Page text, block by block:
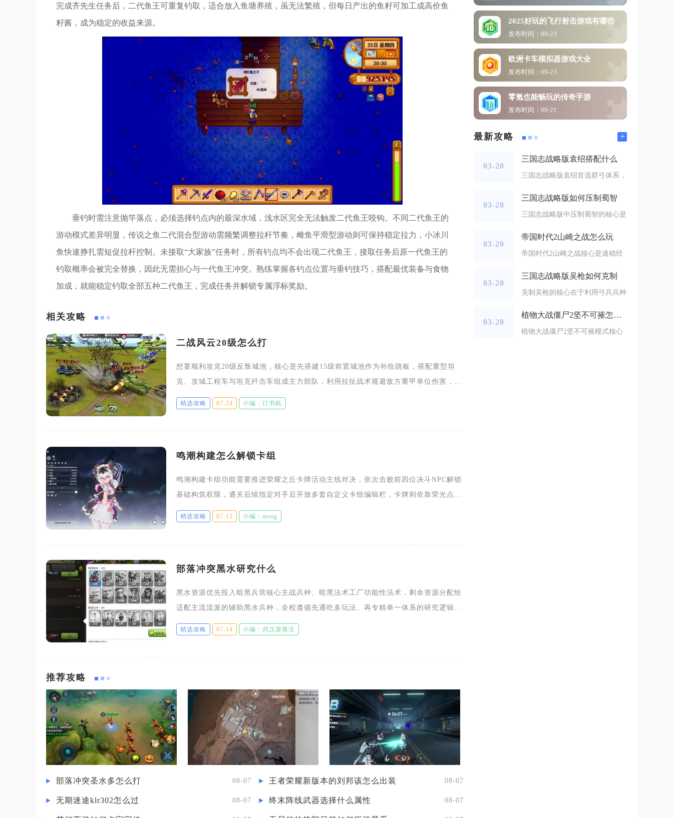
完成齐先生任务后，二代鱼王可重复钓取，适合放入鱼塘养殖，虽无法繁殖，但每日产出的鱼籽可加工成高价鱼
籽酱，成为稳定的收益来源。
垂钓时需注意抛竿落点，必须选择钓点内的最深水域，浅水区完全无法触发二代鱼王咬钩。不同二代鱼王的
游动模式差异明显，传说之鱼二代混合型游动需频繁调整拉杆节奏，雌鱼平滑型游动则可保持稳定拉力，小冰川
鱼快速挣扎需短促拉杆控制。未接取“大家族”任务时，所有钓点均不会出现二代鱼王，接取任务后原一代鱼王的
钓取概率会被完全替换，因此无需担心与一代鱼王冲突。熟练掌握各钓点位置与垂钓技巧，搭配最优装备与食物
加成，就能稳定钓取全部五种二代鱼王，完成任务并解锁专属浮标奖励。
相关攻略
二战风云20级怎么打
想要顺利攻克20级反叛城池，核心是先搭建15级前置城池作为补给跳板，搭配重型坦
克、攻城工程车与坦克歼击车组成主力部队，利用拉扯战术规避敌方重甲单位伤害，优
先拆除外围炮塔再逐步推进主城，配合策略卡牌减少兵力损耗就能稳定拿下城池。主城
等级达到1
精选攻略 07-24 小编：订书机
鸣潮构建怎么解锁卡组
鸣潮构建卡组功能需要推进荣耀之丘卡牌活动主线对决，依次击败前四位决斗NPC解锁
基础构筑权限，通关后续指定对手后开放多套自定义卡组编辑栏，卡牌则依靠荣光点数
在图鉴界面解锁，完整解锁卡组体系还需完成活动配套任务积累兑换资源。荣耀之丘是
常驻卡牌对
精选攻略 07-12 小编：meng
部落冲突黑水研究什么
黑水资源优先投入暗黑兵营核心主战兵种、暗黑法术工厂功能性法术，剩余资源分配给
适配主流流派的辅助黑水兵种，全程遵循先通吃多玩法、再专精单一体系的研究逻辑，
兼顾日常打资源、部落联赛对战、冲杯上分三类场景，避免分散资源升级冷门单位造成
战力断层。暗
精选攻略 07-14 小编：武汉裴珠泫
推荐攻略
部落冲突圣水多怎么打 08-07 王者荣耀新版本的刘邦该怎么出装 08-07
无期迷途klr302怎么过 08-07 终末阵线武器选择什么属性 08-07
2025好玩的飞行射击游戏有哪些
发布时间：09-23
欧洲卡车模拟器游戏大全
发布时间：09-23
零氪也能畅玩的传奇手游
发布时间：09-21
最新攻略 +
03-20
三国志战略版袁绍搭配什么
三国志战略版袁绍首选群弓体系，
03-20
三国志战略版如何压制蜀智
三国志战略版中压制蜀智的核心是
03-20
帝国时代2山崎之战怎么玩
帝国时代2山崎之战核心是速稳经
03-20
三国志战略版吴枪如何克制
克制吴枪的核心在于利用弓兵兵种
03-20
植物大战僵尸2坚不可摧怎么过
植物大战僵尸2坚不可摧模式核心